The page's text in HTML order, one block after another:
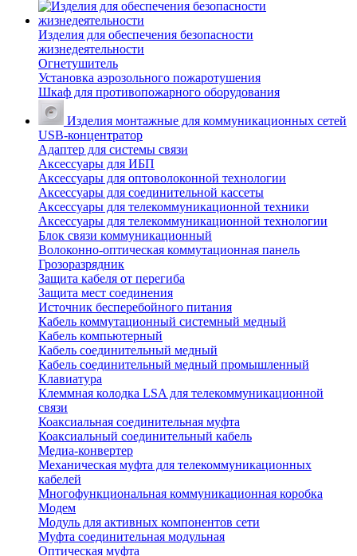
Изделия для обеспечения безопасности
жизнедеятельности
Огнетушитель
Установка аэрозольного пожаротушения
Шкаф для противопожарного оборудования
Изделия монтажные для коммуникационных сетей
USB-концентратор
Адаптер для системы связи
Аксессуары для ИБП
Аксессуары для оптоволоконной технологии
Аксессуары для соединительной кассеты
Аксессуары для телекоммуникационной техники
Аксессуары для телекоммуникационной технологии
Блок связи коммуникационный
Волоконно-оптическая коммутационная панель
Грозоразрядник
Защита кабеля от перегиба
Защита мест соединения
Источник бесперебойного питания
Кабель коммутационный системный медный
Кабель компьютерный
Кабель соединительный медный
Кабель соединительный медный промышленный
Клавиатура
Клеммная колодка LSA для телекоммуникационной
связи
Коаксиальная соединительная муфта
Коаксиальный соединительный кабель
Медиа-конвертер
Механическая муфта для телекоммуникационных
кабелей
Многофункциональная коммуникационная коробка
Модем
Модуль для активных компонентов сети
Муфта соединительная модульная
Оптическая муфта